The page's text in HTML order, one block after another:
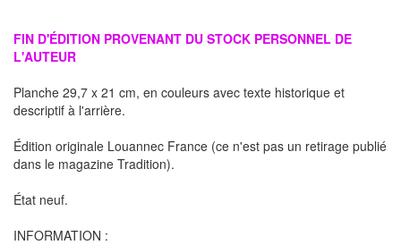
FIN D'ÉDITION PROVENANT DU STOCK PERSONNEL DE
L'AUTEUR
Planche 29,7 x 21 cm, en couleurs avec texte historique et
descriptif à l'arrière.
Édition originale Louannec France (ce n'est pas un retirage publié
dans le magazine Tradition).
État neuf.
INFORMATION :